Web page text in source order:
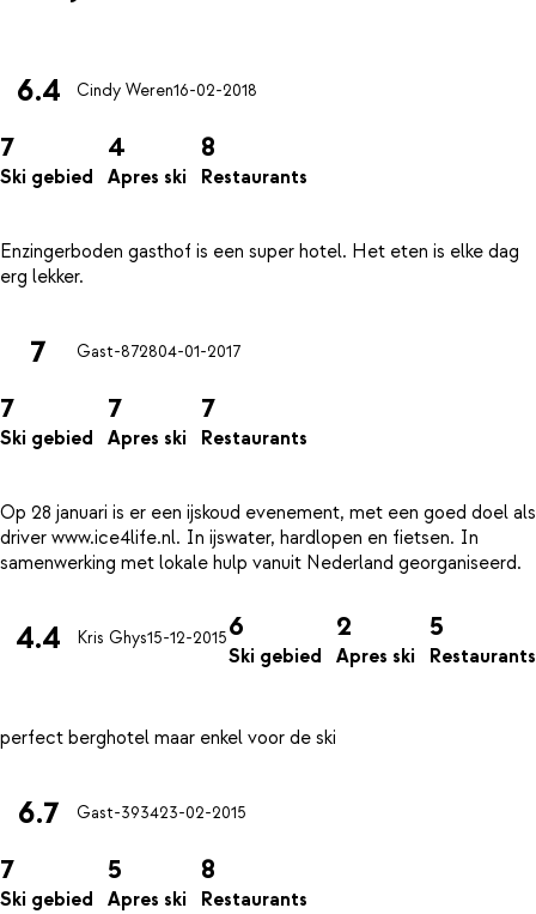
6.4 Cindy Weren16-02-2018
7
Ski gebied
4
Apres ski
8
Restaurants
Enzingerboden gasthof is een super hotel. Het eten is elke dag
7 Gast-872804-01-2017
7
Ski gebied
7
Apres ski
7
Restaurants
Op 28 januari is er een ijskoud evenement, met een goed doel als
driver www.ice4life.nl. In ijswater, hardlopen en fietsen. In
4.4 Kris Ghys15-12-20156
Ski gebied
2
Apres ski
5
Restaurants
6.7 Gast-393423-02-2015
7
Ski gebied
5
Apres ski
8
Restaurants